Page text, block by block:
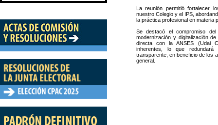
La reunión permitió fortalecer
nuestro Colegio y el IPS,
la práctica profesional en materia
Se destacó el compromiso
modernización y digitalización
directa con la ANSES (Udai
inherentes, lo que
transparente, en beneficio de los
general.